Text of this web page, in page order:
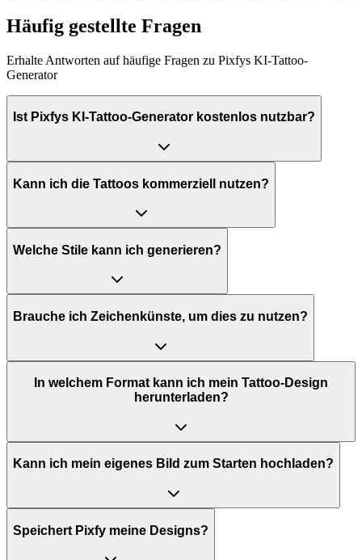
Häufig gestellte Fragen
Erhalte Antworten auf häufige Fragen zu Pixfys KI-Tattoo-
Generator
Ist Pixfys KI-Tattoo-Generator kostenlos nutzbar?
Kann ich die Tattoos kommerziell nutzen?
Welche Stile kann ich generieren?
Brauche ich Zeichenkünste, um dies zu nutzen?
In welchem Format kann ich mein Tattoo-Design
herunterladen?
Kann ich mein eigenes Bild zum Starten hochladen?
Speichert Pixfy meine Designs?